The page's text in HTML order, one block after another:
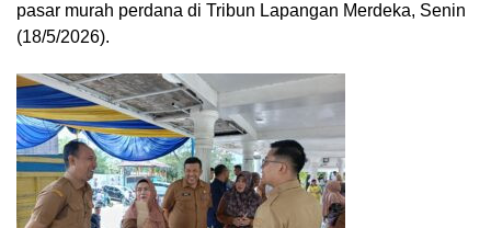
pasar murah perdana di Tribun Lapangan Merdeka, Senin
(18/5/2026).